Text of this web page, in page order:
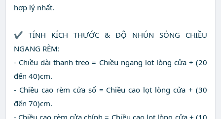
hợp lý nhất.
✔ TÍNH KÍCH THƯỚC & ĐỘ NHÚN SÓNG CHIỀU
NGANG RÈM:
- Chiều dài thanh treo = Chiều ngang lọt lòng cửa + (20
đến 40)cm.
- Chiều cao rèm cửa sổ = Chiều cao lọt lòng cửa + (30
đến 70)cm.